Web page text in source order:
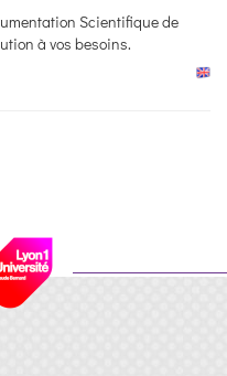
Scientifique de
à vos besoins.